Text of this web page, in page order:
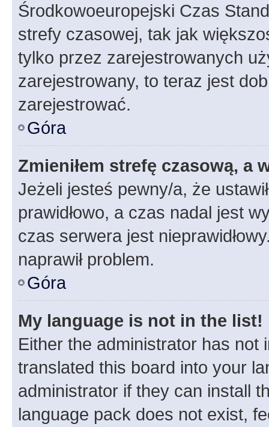
Środkowoeuropejski Czas
strefy czasowej, tak jak
tylko przez zarejestrowanych
zarejestrowany, to teraz jest
zarejestrować.
Góra
Zmieniłem strefę czasową, a
Jeżeli jesteś pewny/a, że
prawidłowo, a czas nadal jest
czas serwera jest
naprawił problem.
Góra
My language is not in the list!
Either the administrator has not
translated this board into your
administrator if they can install
language pack does not exist,